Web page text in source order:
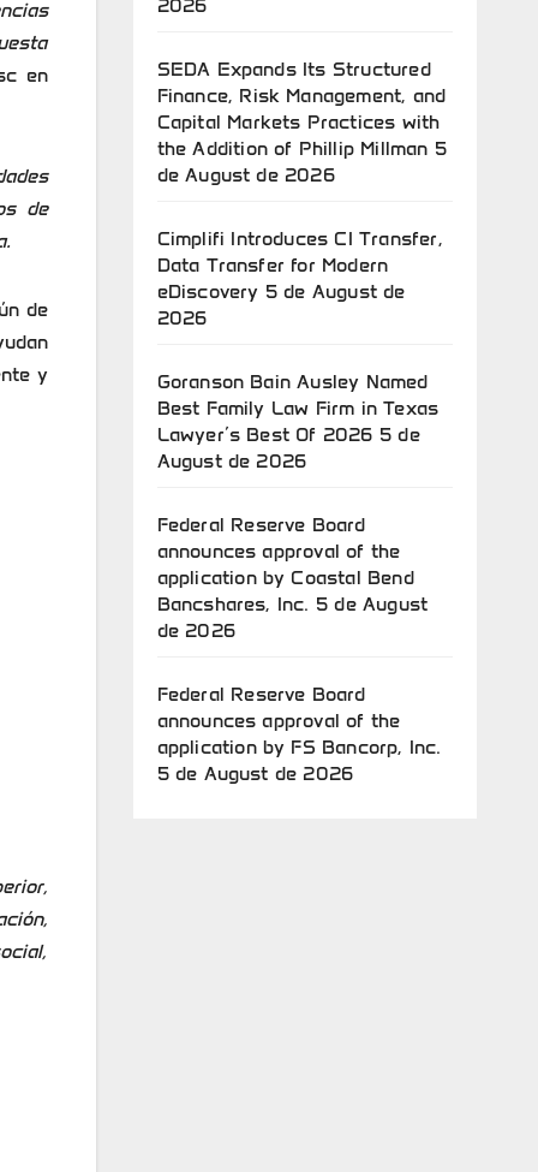
en
de
de
y
2026
SEDA Expands Its Structured
Finance, Risk Management, and
Capital Markets Practices with
the Addition of Phillip Millman 5
de August de 2026
Cimplifi Introduces CI Transfer,
Data Transfer for Modern
eDiscovery 5 de August de
2026
Goranson Bain Ausley Named
Best Family Law Firm in Texas
Lawyer’s Best Of 2026 5 de
August de 2026
Federal Reserve Board
announces approval of the
application by Coastal Bend
Bancshares, Inc. 5 de August
de 2026
Federal Reserve Board
announces approval of the
application by FS Bancorp, Inc.
5 de August de 2026